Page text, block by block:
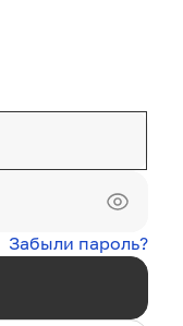
Забыли пароль?